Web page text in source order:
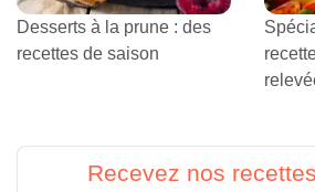
Desserts à la prune : des
recettes de saison
Recevez nos